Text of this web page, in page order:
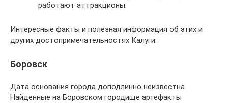
работают аттракционы.
Интересные факты и полезная информация об этих и
других достопримечательностях Калуги.
Боровск
Дата основания города доподлинно неизвестна.
Найденные на Боровском городище артефакты